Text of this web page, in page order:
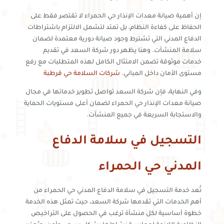
إن أهمية صيانة معدات الإنذار حي الحمراء لا تقتصر فقط على
الحفاظ على كفاءة النظام، بل تمتد لتشمل الالتزام باشتراطات
الدفاع المدني التي تشترط وجود صيانة دورية معتمدة لضمان
سلامة المنشآت. وهنا يظهر دور شركة السعد في تقديم
خدمات موثوقة تضمن الامتثال الكامل لهذه المتطلبات مع رفع
مستوى الأمان داخل المباني. شركات السلامة حي قرطبة
وفي النهاية، فإن شركة السعد تواصل تطوير خدماتها في مجال
صيانة معدات الإنذار حي الحمراء لضمان أعلى مستويات الحماية
والاستجابة السريعة في جميع المنشآت.
التسجيل في سلامة الدفاع
المدني حي الحمراء
تُعد خدمة التسجيل في سلامة الدفاع المدني حي الحمراء من
أهم الخدمات التي تقدمها شركة السعد، حيث تمثل هذه الخدمة
خطوة أساسية لكل منشأة ترغب في الحصول على التراخيص